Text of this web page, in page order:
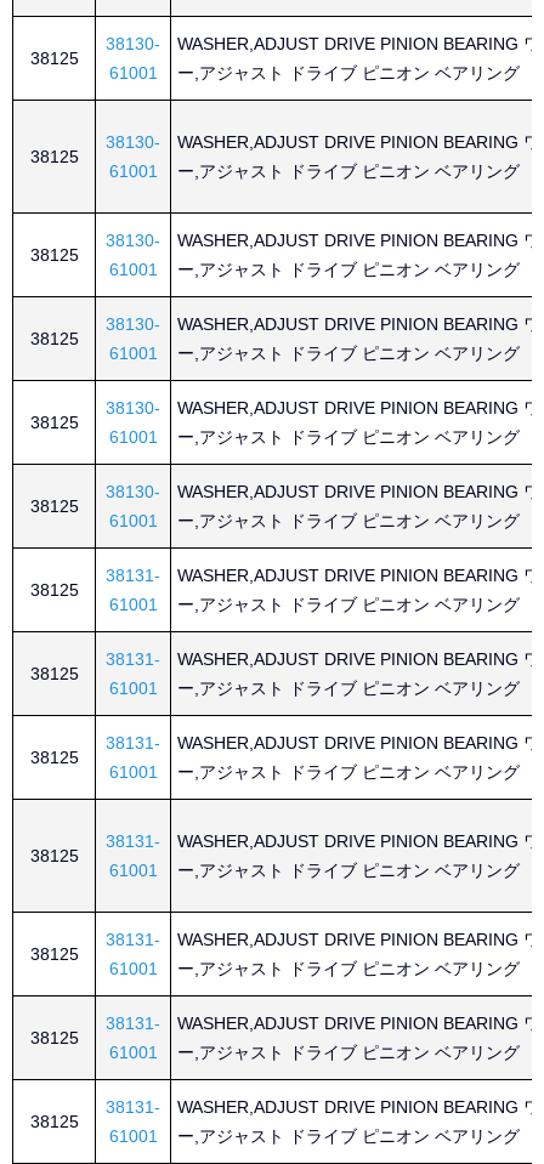
38125
38130-
61001
WASHER,ADJUST DRIVE PINION BEARING
ー,アジャスト ドライブ ピニオン ベアリング
38125
38130-
61001
WASHER,ADJUST DRIVE PINION BEARING
ー,アジャスト ドライブ ピニオン ベアリング
38125
38130-
61001
WASHER,ADJUST DRIVE PINION BEARING
ー,アジャスト ドライブ ピニオン ベアリング
38125
38130-
61001
WASHER,ADJUST DRIVE PINION BEARING
ー,アジャスト ドライブ ピニオン ベアリング
38125
38130-
61001
WASHER,ADJUST DRIVE PINION BEARING
ー,アジャスト ドライブ ピニオン ベアリング
38125
38130-
61001
WASHER,ADJUST DRIVE PINION BEARING
ー,アジャスト ドライブ ピニオン ベアリング
38125
38131-
61001
WASHER,ADJUST DRIVE PINION BEARING
ー,アジャスト ドライブ ピニオン ベアリング
38125
38131-
61001
WASHER,ADJUST DRIVE PINION BEARING
ー,アジャスト ドライブ ピニオン ベアリング
38125
38131-
61001
WASHER,ADJUST DRIVE PINION BEARING
ー,アジャスト ドライブ ピニオン ベアリング
38125
38131-
61001
WASHER,ADJUST DRIVE PINION BEARING
ー,アジャスト ドライブ ピニオン ベアリング
38125
38131-
61001
WASHER,ADJUST DRIVE PINION BEARING
ー,アジャスト ドライブ ピニオン ベアリング
38125
38131-
61001
WASHER,ADJUST DRIVE PINION BEARING
ー,アジャスト ドライブ ピニオン ベアリング
38125
38131-
61001
WASHER,ADJUST DRIVE PINION BEARING
ー,アジャスト ドライブ ピニオン ベアリング